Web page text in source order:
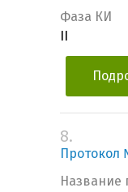
Фаза КИ
8.
Протокол
Название